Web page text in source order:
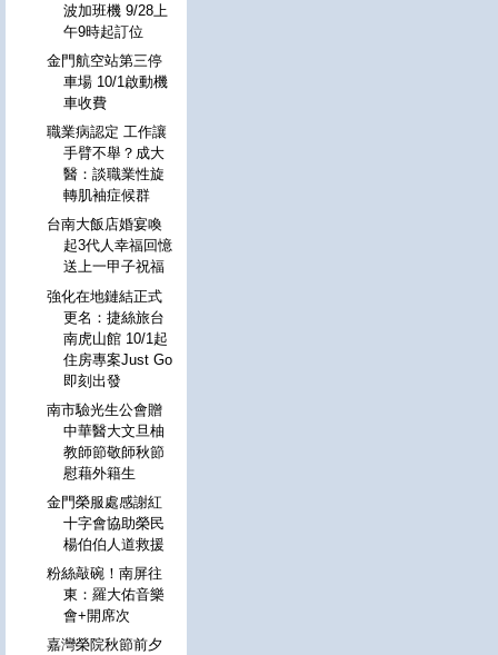
波加班機 9/28上
午9時起訂位
金門航空站第三停
車場 10/1啟動機
車收費
職業病認定 工作讓
手臂不舉？成大
醫：談職業性旋
轉肌袖症候群
台南大飯店婚宴喚
起3代人幸福回憶
送上一甲子祝福
強化在地鏈結正式
更名：捷絲旅台
南虎山館 10/1起
住房專案Just Go
即刻出發
南市驗光生公會贈
中華醫大文旦柚
教師節敬師秋節
慰藉外籍生
金門榮服處感謝紅
十字會協助榮民
楊伯伯人道救援
粉絲敲碗！南屏往
東：羅大佑音樂
會+開席次
嘉灣榮院秋節前夕